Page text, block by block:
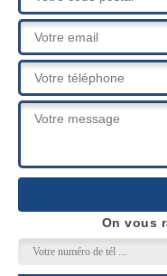
On vous